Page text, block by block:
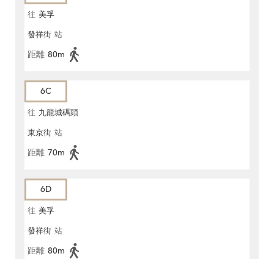
往 美孚
發祥街 站
距離 80m
6C
往 九龍城碼頭
東京街 站
距離 70m
6D
往 美孚
發祥街 站
距離 80m